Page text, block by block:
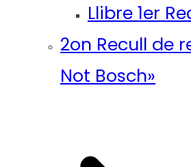
Llibre 1er
2on Recull de
Not Bosch»